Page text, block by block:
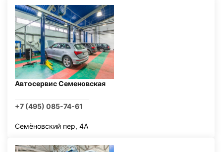
Автосервис Семеновская
+7 (495) 085-74-61
Семёновский пер, 4А